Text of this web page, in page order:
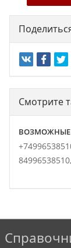
Смотрите
ВОЗМОЖНЫЕ
84996538510,